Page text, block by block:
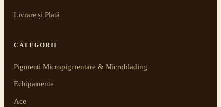
Livrare și Plată
CATEGORII
Pigmenți Micropigmentare & Microblading
Echipamente
Ace